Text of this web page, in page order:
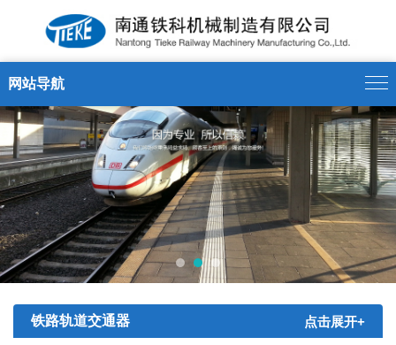
网站导航
铁路轨道交通器 点击展开+